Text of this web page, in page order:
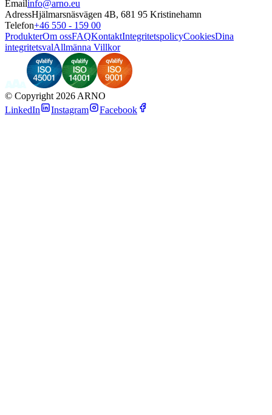
Emailinfo@arno.eu
AdressHjälmarsnäsvägen 4B, 681 95 Kristinehamn
Telefon+46 550 - 159 00
ProdukterOm ossFAQKontaktIntegritetspolicyCookiesDina
integritetsvalAllmänna Villkor
© Copyright 2026 ARNO
LinkedIn
Instagram Facebook